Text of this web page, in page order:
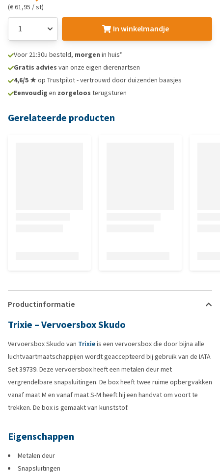
(€ 61,95 / st)
In winkelmandje
Voor 21:30u besteld, morgen in huis*
Gratis advies van onze eigen dierenartsen
4,6/5 ★op Trustpilot - vertrouwd door duizenden baasjes
Eenvoudig en zorgeloos terugsturen
Gerelateerde producten
Productinformatie
Trixie – Vervoersbox Skudo
Vervoersbox Skudo van Trixieis een vervoersbox die door bijna alle
luchtvaartmaatschappijen wordt geaccepteerd bij gebruik van de IATA
Set 39739. Deze vervoersbox heeft een metalen deur met
vergrendelbare snapsluitingen. De box heeft twee ruime opbergvakken
vanaf maat M en vanaf maat S-M heeft hij een handvat om voort te
trekken. De box is gemaakt van kunststof.
Eigenschappen
Metalen deur
Snapsluitingen